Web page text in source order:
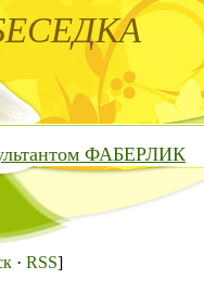
ФАБЕРЛИК
· RSS]